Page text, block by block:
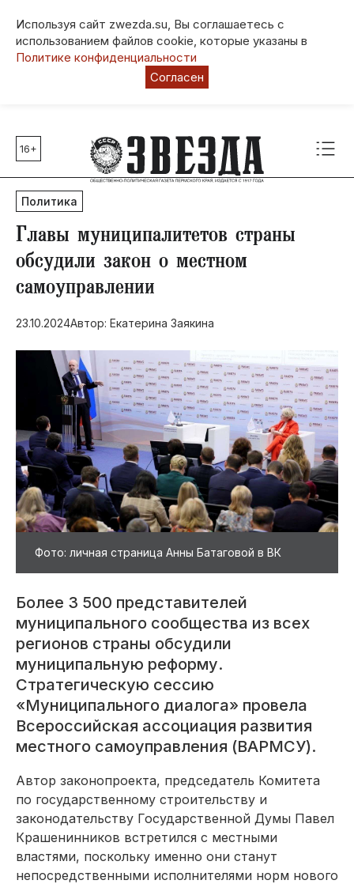
Используя сайт zwezda.su, Вы соглашаетесь с
использованием файлов cookie, которые указаны в
Политике конфиденциальности
Согласен
Главные темы
80 лет Победы
Молодежная столица РФ
СВО
Выборы в Пермском крае
Социальная поддержка
Инфраструктура
Благоустройство
16+
Политика
Главы муниципалитетов страны
обсудили закон о местном
самоуправлении
23.10.2024Автор: Екатерина Заякина
Фото: личная страница Анны Батаговой в ВК
Более 3 500 представителей
муниципального сообщества из всех
регионов страны обсудили
муниципальную реформу.
Стратегическую сессию
«Муниципального диалога» провела
Всероссийская ассоциация развития
местного самоуправления (ВАРМСУ).
Автор законопроекта, председатель Комитета
по государственному строительству и
законодательству Государственной Думы Павел
Крашенинников встретился с местными
властями, поскольку именно они станут
непосредственными исполнителями норм нового